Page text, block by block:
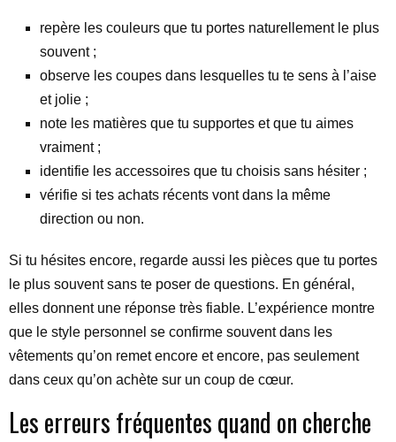
repère les couleurs que tu portes naturellement le plus
souvent ;
observe les coupes dans lesquelles tu te sens à l’aise
et jolie ;
note les matières que tu supportes et que tu aimes
vraiment ;
identifie les accessoires que tu choisis sans hésiter ;
vérifie si tes achats récents vont dans la même
direction ou non.
Si tu hésites encore, regarde aussi les pièces que tu portes
le plus souvent sans te poser de questions. En général,
elles donnent une réponse très fiable. L’expérience montre
que le style personnel se confirme souvent dans les
vêtements qu’on remet encore et encore, pas seulement
dans ceux qu’on achète sur un coup de cœur.
Les erreurs fréquentes quand on cherche